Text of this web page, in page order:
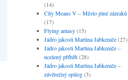
(14)
City Means V – Město plné zázraků
(17)
Flying antasy(15)
Jádro jakosti Martina Jabkeniče(27)
Jádro jakosti Martina Jabkeniče –
ucelený příběh(28)
Jádro jakosti Martina Jabkeniče –
závěrečný epilog(3)